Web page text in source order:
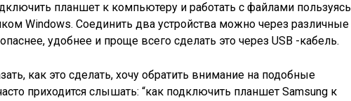
планшет к компьютеру и работать с файлами пользуясь
Windows. Соединить два устройства можно через различные
удобнее и проще всего сделать это через USB -кабель.
как это сделать, хочу обратить внимание на подобные
приходится слышать: “как подключить планшет Samsung к